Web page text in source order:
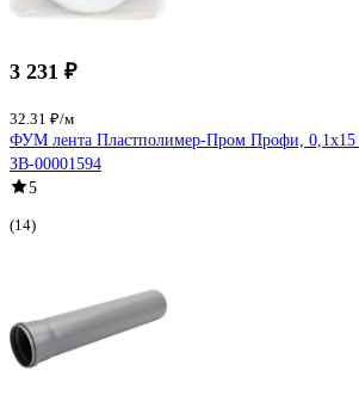
3 231 ₽
32.31 ₽/м
ФУМ лента Пластполимер-Пром Профи,
ЗВ-00001594
5
(14)